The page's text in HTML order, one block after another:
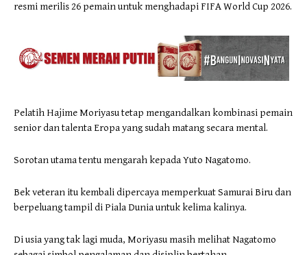
resmi merilis 26 pemain untuk menghadapi FIFA World Cup 2026.
Pelatih Hajime Moriyasu tetap mengandalkan kombinasi pemain
senior dan talenta Eropa yang sudah matang secara mental.
Sorotan utama tentu mengarah kepada Yuto Nagatomo.
Bek veteran itu kembali dipercaya memperkuat Samurai Biru dan
berpeluang tampil di Piala Dunia untuk kelima kalinya.
Di usia yang tak lagi muda, Moriyasu masih melihat Nagatomo